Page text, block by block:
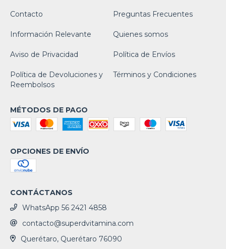
Contacto Preguntas Frecuentes
Información Relevante Quienes somos
Aviso de Privacidad Política de Envíos
Política de Devoluciones y
Reembolsos
Términos y Condiciones
MÉTODOS DE PAGO
OPCIONES DE ENVÍO
CONTÁCTANOS
WhatsApp 56 2421 4858
contacto@superdvitamina.com
Querétaro, Querétaro 76090